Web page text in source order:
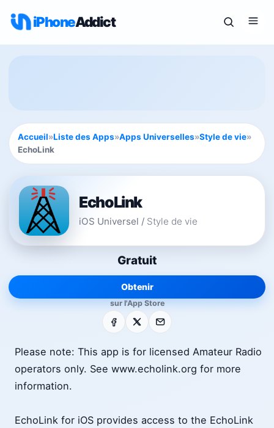
iPhoneAddict
Accueil»Liste des Apps»Apps Universelles»Style de vie»
EchoLink
EchoLink
iOS Universel / Style de vie
Gratuit
Obtenir
sur l'App Store
Facebook E-mail
Please note: This app is for licensed Amateur Radio
operators only. See www.echolink.org for more
information.
EchoLink for iOS provides access to the EchoLink